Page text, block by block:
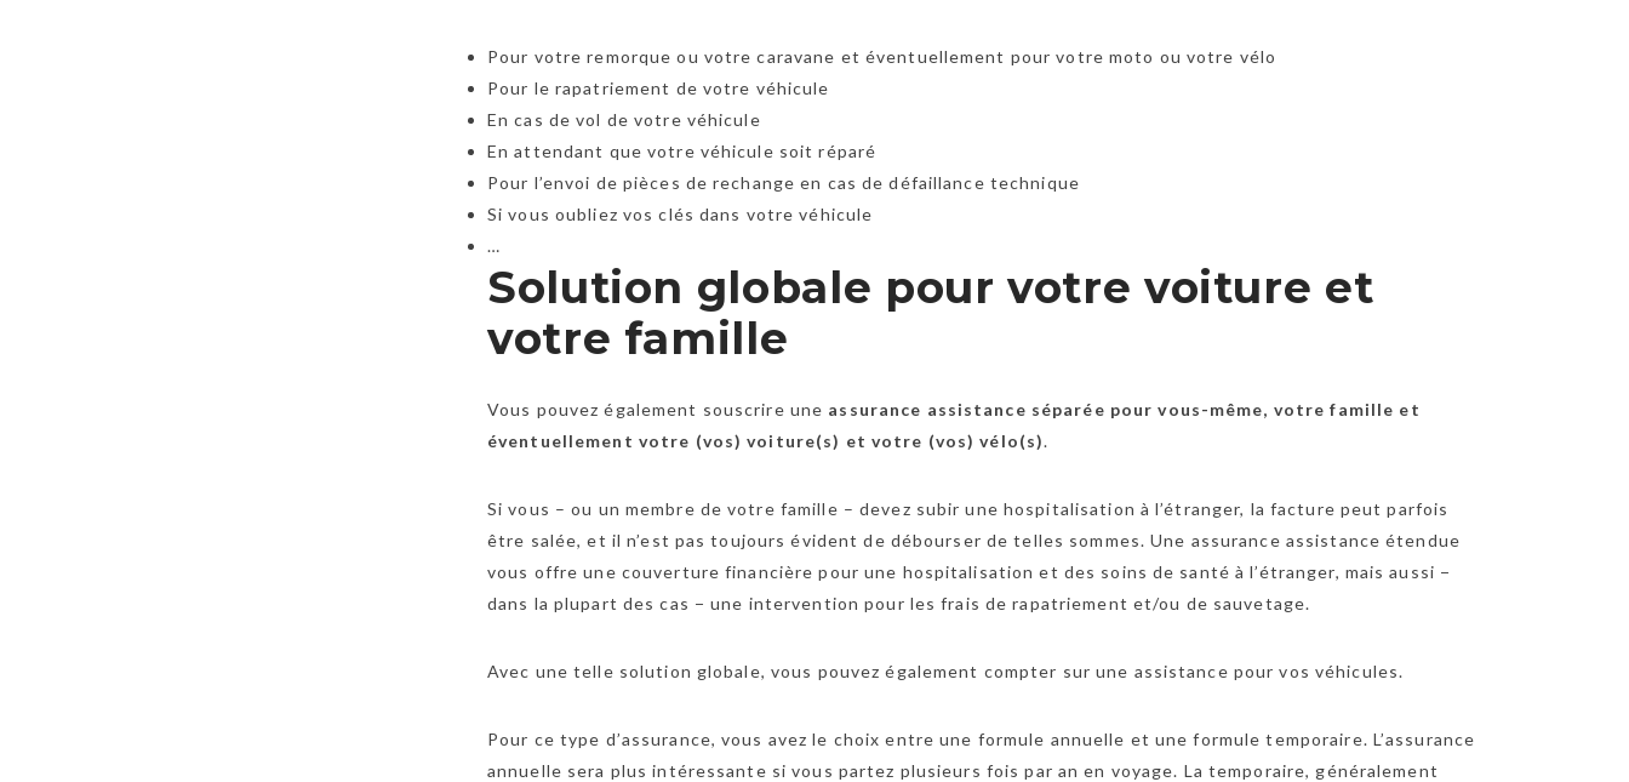
Pour votre remorque ou votre caravane et éventuellement pour votre moto ou votre vélo
Pour le rapatriement de votre véhicule
En cas de vol de votre véhicule
En attendant que votre véhicule soit réparé
Pour l’envoi de pièces de rechange en cas de défaillance technique
Si vous oubliez vos clés dans votre véhicule
…
Solution globale pour votre voiture et
votre famille
Vous pouvez également souscrire une assurance assistance séparée pour vous-même, votre famille et
éventuellement votre (vos) voiture(s) et votre (vos) vélo(s).
Si vous – ou un membre de votre famille – devez subir une hospitalisation à l’étranger, la facture peut parfois
être salée, et il n’est pas toujours évident de débourser de telles sommes. Une assurance assistance étendue
vous offre une couverture financière pour une hospitalisation et des soins de santé à l’étranger, mais aussi −
dans la plupart des cas − une intervention pour les frais de rapatriement et/ou de sauvetage.
Avec une telle solution globale, vous pouvez également compter sur une assistance pour vos véhicules.
Pour ce type d’assurance, vous avez le choix entre une formule annuelle et une formule temporaire. L’assurance
annuelle sera plus intéressante si vous partez plusieurs fois par an en voyage. La temporaire, généralement